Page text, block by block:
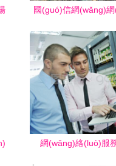
國(guó)信網(wǎng)
(lǐng)行業
網(wǎng)絡(luò)服